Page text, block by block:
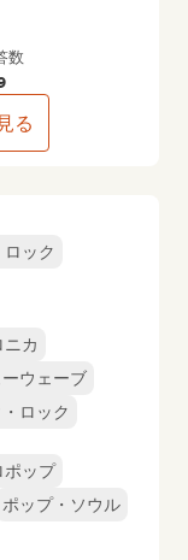
ック
カ
ーウェーブ
ロック
ポップ
ポップ・ソウル
数
る